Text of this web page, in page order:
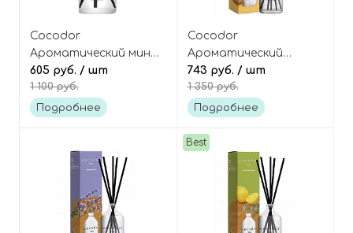
Cocodor
Ароматический мини-
диффузор для дома
[Black Cherry - Тёмная
Вишня] Signature Reed
605 руб. / шт
1 100 руб.
Подробнее
Cocodor
Ароматический
диффузор для дома
[Vanilla Delight -
Ванильное
Reed Diffuser
743 руб. / шт
1 350 руб.
Подробнее
Best